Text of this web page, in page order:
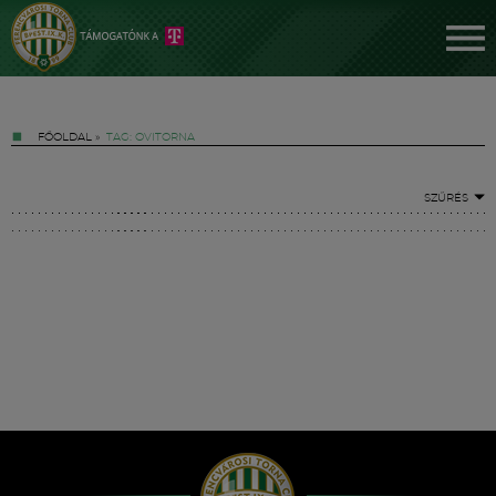
FŐOLDAL » TAG: OVITORNA
SZŰRÉS
Hírek